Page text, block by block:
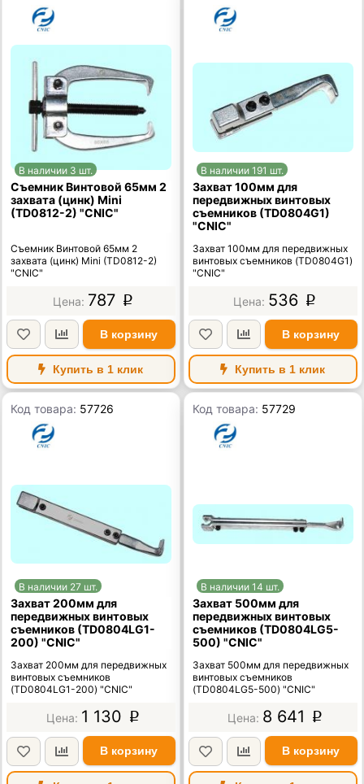
В наличии 3 шт.
Съемник Винтовой 65мм 2
захвата (цинк) Mini
(TD0812-2) "CNIC"
Съемник Винтовой 65мм 2
захвата (цинк) Mini (TD0812-2)
"CNIC"
787 p
В корзину
Купить в 1 клик
В наличии 191 шт.
Захват 100мм для
передвижных винтовых
съемников (TD0804G1)
"CNIC"
Захват 100мм для передвижных
винтовых съемников (TD0804G1)
"CNIC"
536 p
В корзину
Купить в 1 клик
Код товара: 57726
В наличии 27 шт.
Захват 200мм для
передвижных винтовых
съемников (TD0804LG1-
200) "CNIC"
Захват 200мм для передвижных
винтовых съемников
(TD0804LG1-200) "CNIC"
1 130 p
В корзину
Код товара: 57729
В наличии 14 шт.
Захват 500мм для
передвижных винтовых
съемников (TD0804LG5-
500) "CNIC"
Захват 500мм для передвижных
винтовых съемников
(TD0804LG5-500) "CNIC"
8 641 p
В корзину